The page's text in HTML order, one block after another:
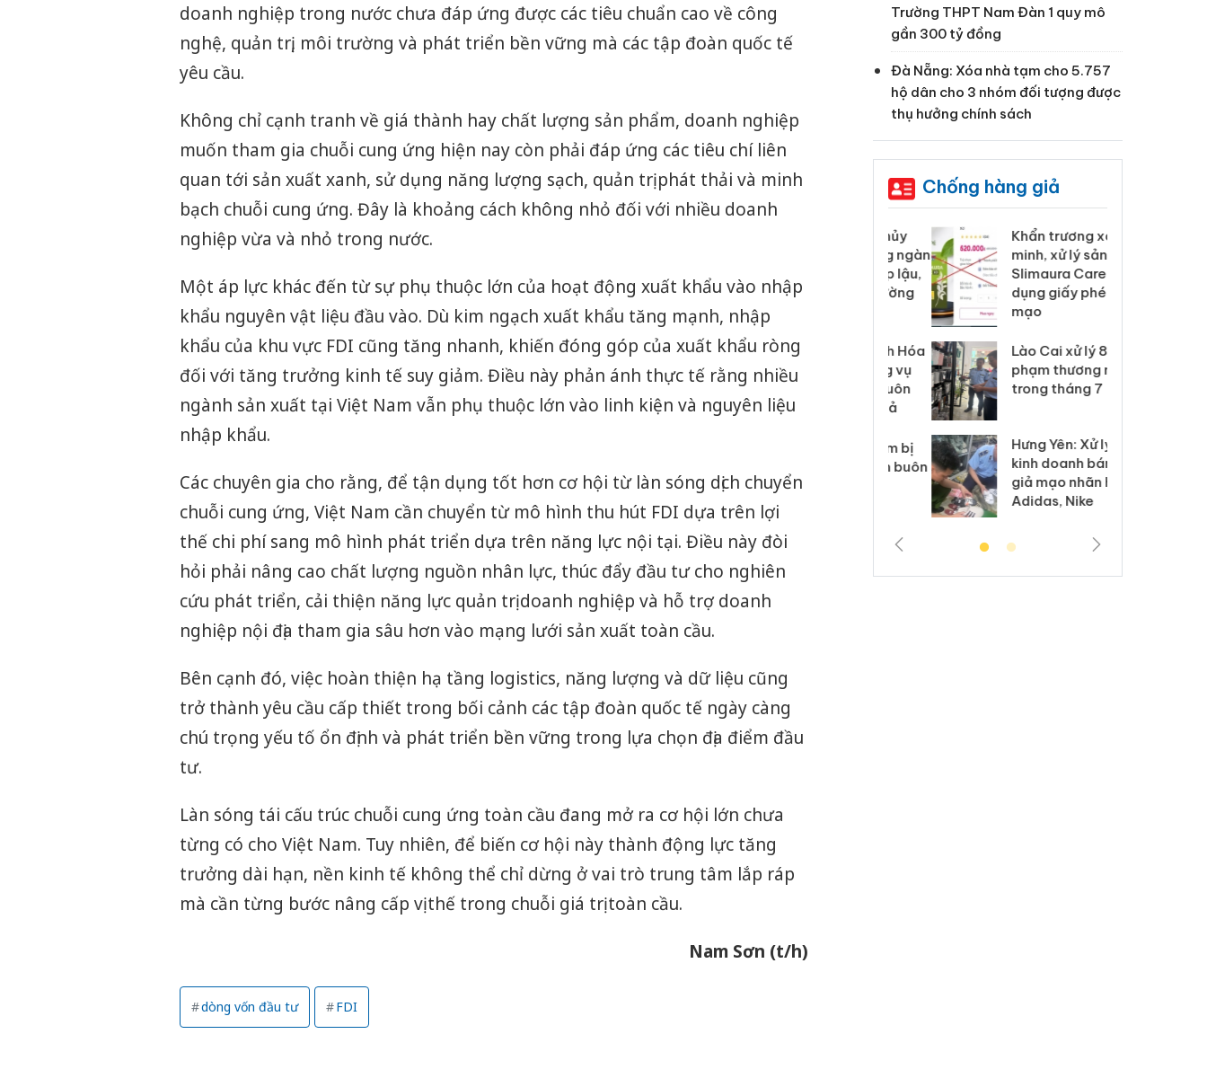
doanh nghiệp trong nước chưa đáp ứng được các tiêu chuẩn cao về công
nghệ, quản trị, môi trường và phát triển bền vững mà các tập đoàn quốc tế
yêu cầu.
Không chỉ cạnh tranh về giá thành hay chất lượng sản phẩm, doanh nghiệp
muốn tham gia chuỗi cung ứng hiện nay còn phải đáp ứng các tiêu chí liên
quan tới sản xuất xanh, sử dụng năng lượng sạch, quản trị phát thải và minh
bạch chuỗi cung ứng. Đây là khoảng cách không nhỏ đối với nhiều doanh
nghiệp vừa và nhỏ trong nước.
Một áp lực khác đến từ sự phụ thuộc lớn của hoạt động xuất khẩu vào nhập
khẩu nguyên vật liệu đầu vào. Dù kim ngạch xuất khẩu tăng mạnh, nhập
khẩu của khu vực FDI cũng tăng nhanh, khiến đóng góp của xuất khẩu ròng
đối với tăng trưởng kinh tế suy giảm. Điều này phản ánh thực tế rằng nhiều
ngành sản xuất tại Việt Nam vẫn phụ thuộc lớn vào linh kiện và nguyên liệu
nhập khẩu.
Các chuyên gia cho rằng, để tận dụng tốt hơn cơ hội từ làn sóng dịch chuyển
chuỗi cung ứng, Việt Nam cần chuyển từ mô hình thu hút FDI dựa trên lợi
thế chi phí sang mô hình phát triển dựa trên năng lực nội tại. Điều này đòi
hỏi phải nâng cao chất lượng nguồn nhân lực, thúc đẩy đầu tư cho nghiên
cứu phát triển, cải thiện năng lực quản trị doanh nghiệp và hỗ trợ doanh
nghiệp nội địa tham gia sâu hơn vào mạng lưới sản xuất toàn cầu.
Bên cạnh đó, việc hoàn thiện hạ tầng logistics, năng lượng và dữ liệu cũng
trở thành yêu cầu cấp thiết trong bối cảnh các tập đoàn quốc tế ngày càng
chú trọng yếu tố ổn định và phát triển bền vững trong lựa chọn địa điểm đầu
tư.
Làn sóng tái cấu trúc chuỗi cung ứng toàn cầu đang mở ra cơ hội lớn chưa
từng có cho Việt Nam. Tuy nhiên, để biến cơ hội này thành động lực tăng
trưởng dài hạn, nền kinh tế không thể chỉ dừng ở vai trò trung tâm lắp ráp
mà cần từng bước nâng cấp vị thế trong chuỗi giá trị toàn cầu.
Nam Sơn (t/h)
dòng vốn đầu tư FDI
Trường THPT Nam Đàn 1 quy mô
gần 300 tỷ đồng
Đà Nẵng: Xóa nhà tạm cho 5.757
hộ dân cho 3 nhóm đối tượng được
thụ hưởng chính sách
Chống hàng giả
bảo vệ môi trường
kinh doanh
Công an Thanh Hóa
tìm bị hại trong vụ
bán yến sào giả
bán bình sữa
Moyuum giả
Khẩn trương xác
minh, xử lý sản phẩm
Slimaura Care x3 sử
dụng giấy phép giả
mạo
Lào Cai xử lý 83 vụ vi
phạm thương mại
trong tháng 7
Hưng Yên: Xử lý 6 hộ
kinh doanh bán hàng
giả mạo nhãn hiệu
Adidas, Nike